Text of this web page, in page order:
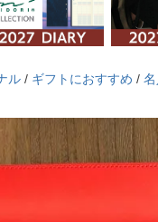
ル / ギフトにおすすめ /